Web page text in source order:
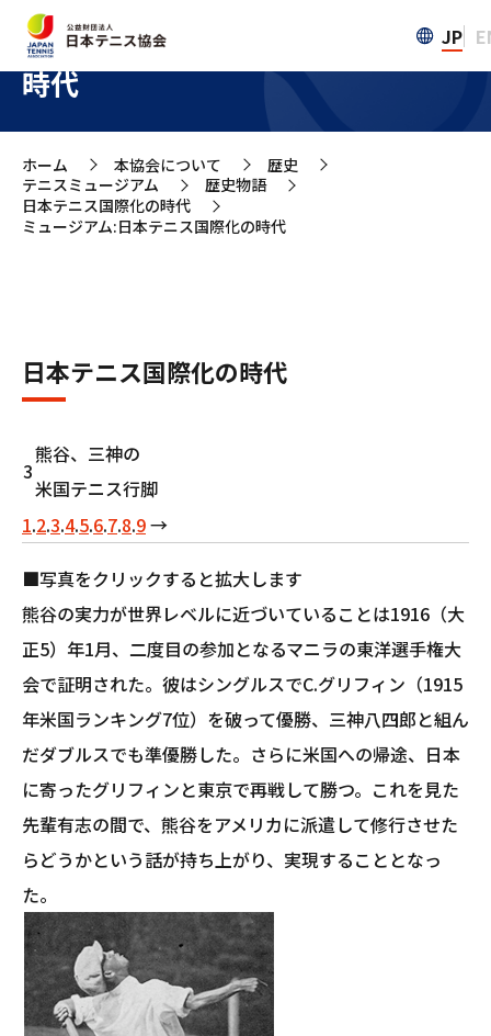
JP
ミュージアム:日本テニス国際化の
時代
ホーム >
本協会について >
歴史
テニスミュージアム
>
歴史物語
日本テニス国際化の時代
ミュージアム:日本テニス国際化の時代
日本テニス国際化の時代
3
熊谷、三神の
米国テニス行脚
1.2.3.4.5.6.7.8.9→
■写真をクリックすると拡大します
熊谷の実力が世界レベルに近づいていることは1916（大
正5）年1月、二度目の参加となるマニラの東洋選手権大
会で証明された。彼はシングルスでC.グリフィン（1915
年米国ランキング7位）を破って優勝、三神八四郎と組ん
だダブルスでも準優勝した。さらに米国への帰途、日本
に寄ったグリフィンと東京で再戦して勝つ。これを見た
先輩有志の間で、熊谷をアメリカに派遣して修行させた
らどうかという話が持ち上がり、実現することとなっ
た。